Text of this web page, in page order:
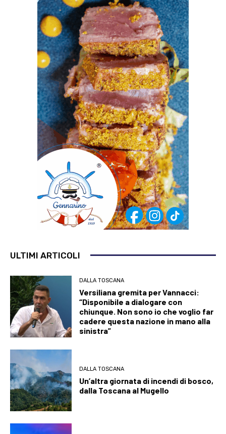
ULTIMI ARTICOLI
DALLA TOSCANA
Versiliana gremita per Vannacci:
“Disponibile a dialogare con
chiunque. Non sono io che voglio far
cadere questa nazione in mano alla
sinistra”
DALLA TOSCANA
Un’altra giornata di incendi di bosco,
dalla Toscana al Mugello